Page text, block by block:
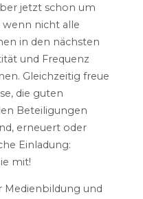
jetzt schon um
wenn nicht alle
in den nächsten
und Frequenz
Gleichzeitig freue
die guten
Beteiligungen
erneuert oder
Einladung:
mit!
Medienbildung und